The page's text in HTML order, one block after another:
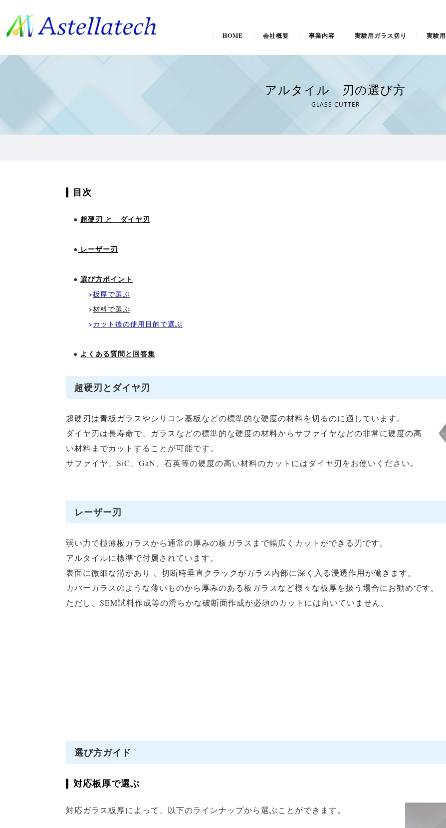
HOME 会社概要 事業内容 実験用ガラス切り 実験
アルタイル 刃の選び方
GLASS CUTTER
目次
● 超硬刃 と ダイヤ刃
● レーザー刃
● 選び方ポイント
>板厚で選ぶ
>材料で選ぶ
>カット後の使用目的で選ぶ
● よくある質問と回答集
超硬刃とダイヤ刃
超硬刃は青板ガラスやシリコン基板などの標準的な硬度の材料を切るのに適しています。
ダイヤ刃は長寿命で、ガラスなどの標準的な硬度の材料からサファイヤなどの非常に硬度の高
い材料までカットすることが可能です。
サファイヤ、SiC、GaN、石英等の硬度の高い材料のカットにはダイヤ刃をお使いください。
レーザー刃
弱い力で極薄板ガラスから通常の厚みの板ガラスまで幅広くカットができる刃です。
アルタイルに標準で付属されています。
表面に微細な溝があり 、切断時垂直クラックがガラス内部に深く入る浸透作用が働きます。
カバーガラスのような薄いものから厚みのある板ガラスなど様々な板厚を扱う場合にお勧めです。
ただし、SEM試料作成等の滑らかな破断面作成が必須のカットには向いていません。
選び方ガイド
対応板厚で選ぶ
対応ガラス板厚によって、以下のラインナップから選ぶことができます。